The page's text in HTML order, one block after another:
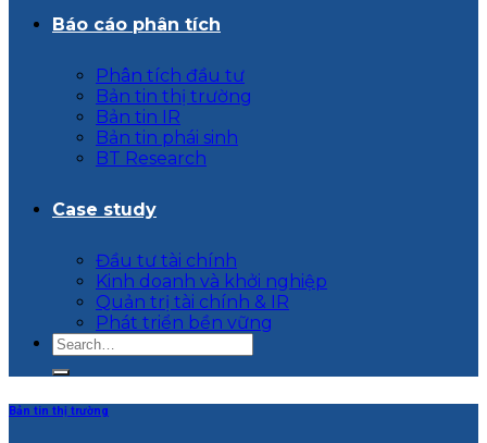
Báo cáo phân tích
Phân tích đầu tư
Bản tin thị trường
Bản tin IR
Bản tin phái sinh
BT Research
Case study
Đầu tư tài chính
Kinh doanh và khởi nghiệp
Quản trị tài chính & IR
Phát triển bền vững
Bản tin thị trường